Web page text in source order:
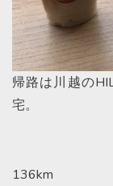
帰路は川越の
宅。
136km